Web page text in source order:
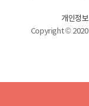
개인정
Copyright © 2020